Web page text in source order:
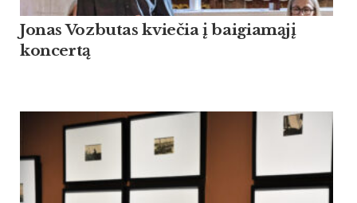
Jonas Vozbutas kviečia į baigiamąjį
koncertą